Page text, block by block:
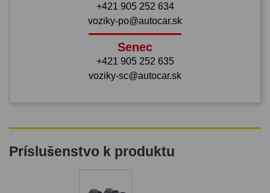
+421 905 252 634
voziky-po@autocar.sk
Senec
+421 905 252 635
voziky-sc@autocar.sk
Príslušenstvo k produktu